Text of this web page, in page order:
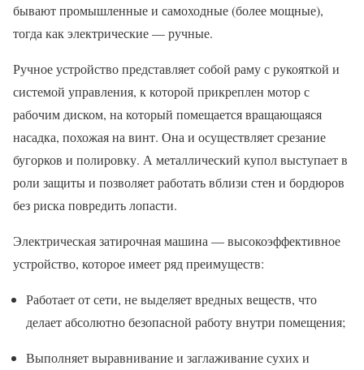
бывают промышленные и самоходные (более мощные),
тогда как электрические — ручные.
Ручное устройство представляет собой раму с рукояткой и
системой управления, к которой прикреплен мотор с
рабочим диском, на который помещается вращающаяся
насадка, похожая на винт. Она и осуществляет срезание
бугорков и полировку. А металлический купол выступает в
роли защиты и позволяет работать вблизи стен и бордюров
без риска повредить лопасти.
Электрическая затирочная машина — высокоэффективное
устройство, которое имеет ряд преимуществ:
Работает от сети, не выделяет вредных веществ, что
делает абсолютно безопасной работу внутри помещения;
Выполняет выравнивание и заглаживание сухих и